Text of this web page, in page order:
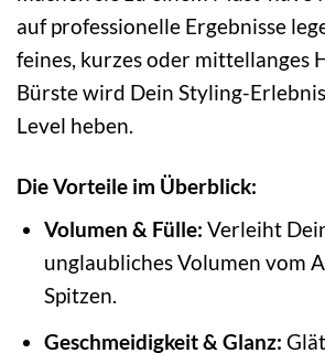
auf professionelle Ergebnisse
feines, kurzes oder mittellanges
Bürste wird Dein Styling-
Level heben.
Die Vorteile im Überblick:
Volumen & Fülle: Verleiht
unglaubliches Volumen vom
Spitzen.
Geschmeidigkeit & Glanz: